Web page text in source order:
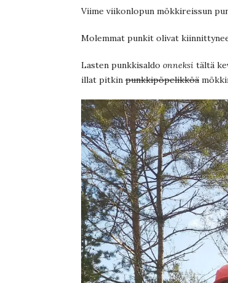
Viime viikonlopun mökkireissun
Molemmat punkit olivat
Lasten punkkisaldo onneksi tältä
illat pitkin punkkipöpelikköä